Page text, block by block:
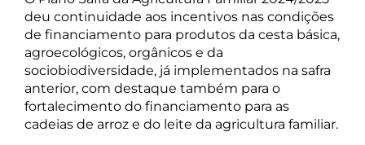
deu continuidade aos incentivos nas condições
de financiamento para produtos da cesta básica,
agroecológicos, orgânicos e da
sociobiodiversidade, já implementados na safra
anterior, com destaque também para o
fortalecimento do financiamento para as
cadeias de arroz e do leite da agricultura familiar.